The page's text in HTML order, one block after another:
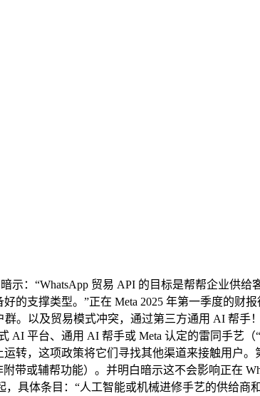
：“WhatsApp 贸易 API 的目标是帮帮企业供给
支撑类型。”正在 Meta 2025 年第一季度的财
。以及贸易模式冲突，通过第三方通用 AI 帮手
平台、通用 AI 帮手或 Meta 认定的雷同手艺（
转，这项政策将它们寻找其他渠道来接触用户
带或辅帮功能）。并明白暗示这不会影响正在
具体条目：“人工智能或机械进修手艺的供给商